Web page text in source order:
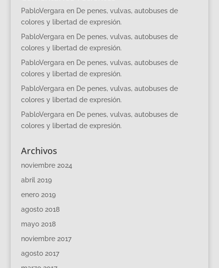
PabloVergara en De penes, vulvas, autobuses de
colores y libertad de expresión.
PabloVergara en De penes, vulvas, autobuses de
colores y libertad de expresión.
PabloVergara en De penes, vulvas, autobuses de
colores y libertad de expresión.
PabloVergara en De penes, vulvas, autobuses de
colores y libertad de expresión.
PabloVergara en De penes, vulvas, autobuses de
colores y libertad de expresión.
Archivos
noviembre 2024
abril 2019
enero 2019
agosto 2018
mayo 2018
noviembre 2017
agosto 2017